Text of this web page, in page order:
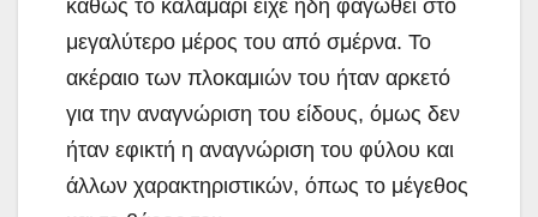
καθώς το καλαμάρι είχε ήδη φαγωθεί στο
μεγαλύτερο μέρος του από σμέρνα. Το
ακέραιο των πλοκαμιών του ήταν αρκετό
για την αναγνώριση του είδους, όμως δεν
ήταν εφικτή η αναγνώριση του φύλου και
άλλων χαρακτηριστικών, όπως το μέγεθος